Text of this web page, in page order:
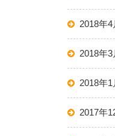
2018年4
2018年3
2018年1
2017年